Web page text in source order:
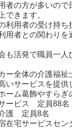
者の方が多いので
できます。
利用者の受け持ち
用者との関わりを
も活発で職員一人
ー全体の介護福祉
いサービスを提供
ーム葛飾やすら
ービス 定員88名
護 定員8名
宅サービスセン